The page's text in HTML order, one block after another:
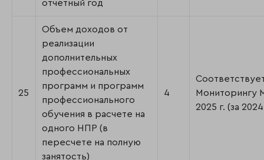
отчетный год
25
Объем доходов от
реализации
дополнительных
профессиональных
программ и программ
профессионального
обучения в расчете на
одного НПР (в
пересчете на полную
занятость)
4
Мониторингу
2025 г. (за 2024